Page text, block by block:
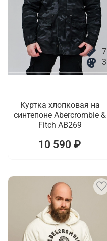
7
3
Куртка хлопковая на
синтепоне Abercrombie &
Fitch AB269
10 590 ₽